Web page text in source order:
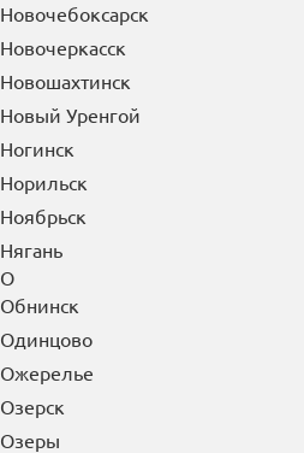
Новочебоксарск
Новочеркасск
Новошахтинск
Новый Уренгой
Ногинск
Норильск
Ноябрьск
Нягань
О
Обнинск
Одинцово
Ожерелье
Озерск
Озеры